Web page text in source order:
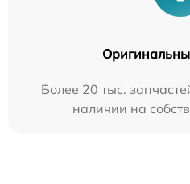
Более 20 тыс.
наличии на